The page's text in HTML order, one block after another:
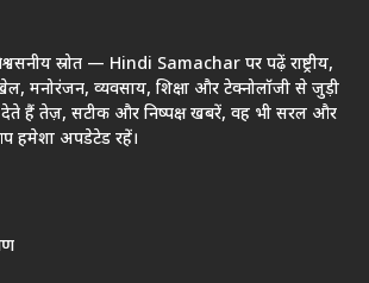
स्रोत — Hindi Samachar पर पढ़ें राष्ट्रीय,
खेल, मनोरंजन, व्यवसाय, शिक्षा और टेक्नोलॉजी से जुड़ी
हैं तेज़, सटीक और निष्पक्ष खबरें, वह भी सरल और
हमेशा अपडेटेड रहें।